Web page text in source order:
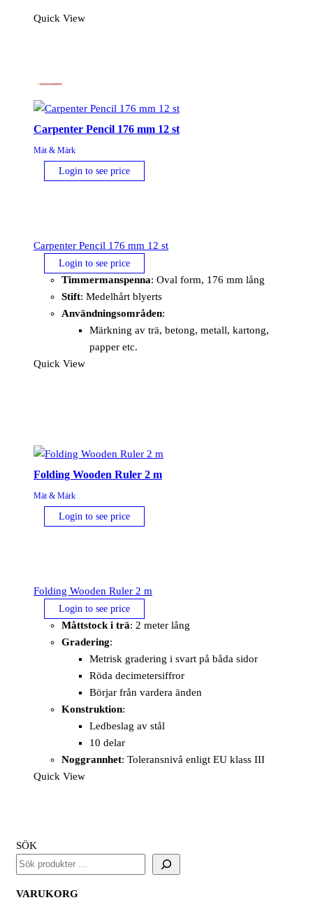
Quick View
Carpenter Pencil 176 mm 12 st
Mät & Märk
Login to see price
Carpenter Pencil 176 mm 12 st
Login to see price
Timmermanspenna: Oval form, 176 mm lång
Stift: Medelhårt blyerts
Användningsområden:
Märkning av trä, betong, metall, kartong,
papper etc.
Quick View
Folding Wooden Ruler 2 m
Mät & Märk
Login to see price
Folding Wooden Ruler 2 m
Login to see price
Måttstock i trä: 2 meter lång
Gradering:
Metrisk gradering i svart på båda sidor
Röda decimetersiffror
Börjar från vardera änden
Konstruktion:
Ledbeslag av stål
10 delar
Noggrannhet: Toleransnivå enligt EU klass III
Quick View
SÖK
VARUKORG